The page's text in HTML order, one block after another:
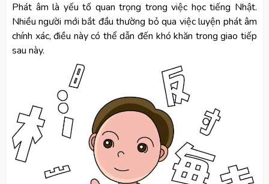
Phát âm là yếu tố quan trọng trong việc học tiếng Nhật.
Nhiều người mới bắt đầu thường bỏ qua việc luyện phát âm
chính xác, điều này có thể dẫn đến khó khăn trong giao tiếp
sau này.